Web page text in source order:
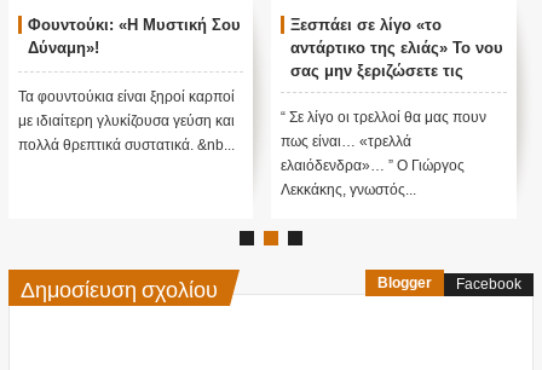
Φουντούκι: «Η Μυστική Σου
Δύναμη»!
Τα φουντούκια είναι ξηροί καρποί
με ιδιαίτερη γλυκίζουσα γεύση και
πολλά θρεπτικά συστατικά. &nb...
Ξεσπάει σε λίγο «το
αντάρτικο της ελιάς» Το νου
σας μην ξεριζώσετε τις
ελιές,λόγω επιδότησης...!!!
“ Σε λίγο οι τρελλοί θα μας πουν
πως είναι… «τρελλά
ελαιόδενδρα»… ” Ο Γιώργος
Λεκκάκης, γνωστός...
Δημοσίευση σχολίου Blogger Facebook